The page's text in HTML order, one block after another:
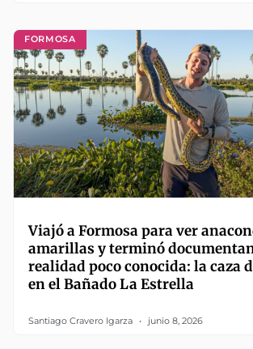
FORMOSA
Viajó a Formosa para ver
amarillas y terminó
realidad poco conocida: la caza
en el Bañado La Estrella
Santiago Cravero Igarza junio 8, 2026